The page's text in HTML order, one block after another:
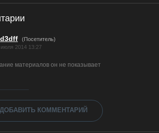
(Посетитель)
2014 13:27
материалов он не показывает
ДОБАВИТЬ КОММЕНТАРИЙ